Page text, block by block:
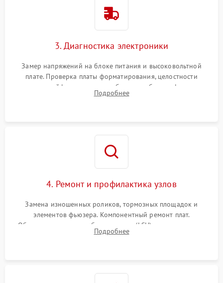
3. Диагностика электроники
Замер напряжений на блоке питания и высоковольтной
плате. Проверка платы форматирования, целостности
плоских шлейфов сканера и работоспособности флажков и
оптопар (датчиков прохождения бумаги).
Подробнее
4. Ремонт и профилактика узлов
Замена изношенных роликов, тормозных площадок и
элементов фьюзера. Компонентный ремонт плат.
Обязательная очистка блока лазера (LSU), зеркал и тракта
печати от просыпанного тонера и бумажной пыли.
Подробнее